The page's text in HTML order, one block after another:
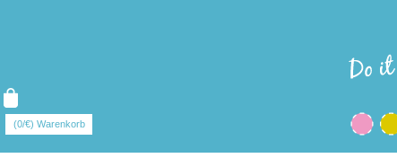
(0/€) Warenkorb